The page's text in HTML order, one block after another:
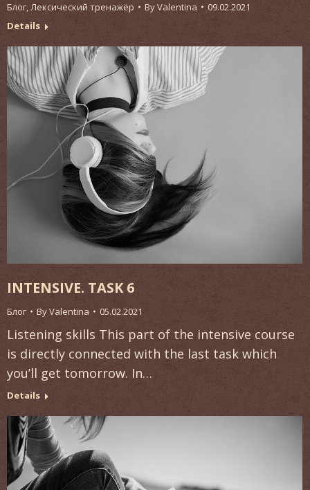
Блог,Лексический тренажёр ByValentina
09.02.2021
Details
INTENSIVE. TASK 6
Блог ByValentina 05.02.2021
Listening skills This part of the intensive course
is directly connected with the last task which
you’ll get tomorrow. In…
Details